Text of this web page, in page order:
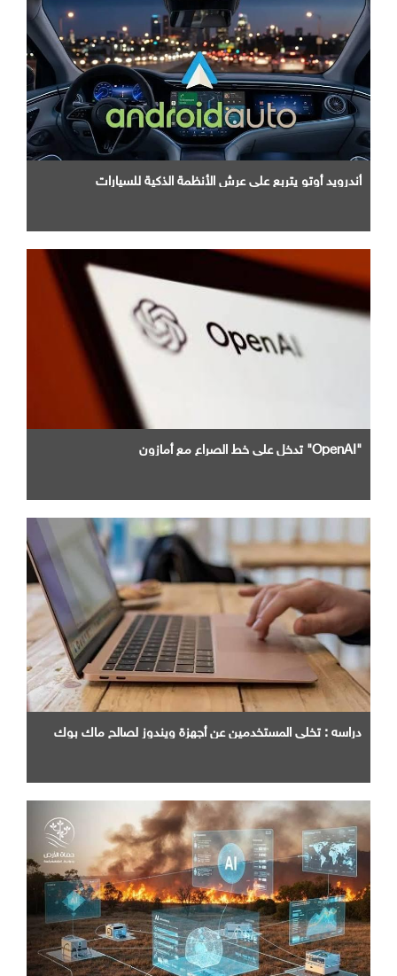
أندرويد أوتو يتربع علي عرش الأنظمة الذكية للسيارات
"OpenAI" تدخل علي خط الصراع مع أمازون
دراسه : تخلي المستخدمين عن أجهزة ويندوز لصالح ماك بوك